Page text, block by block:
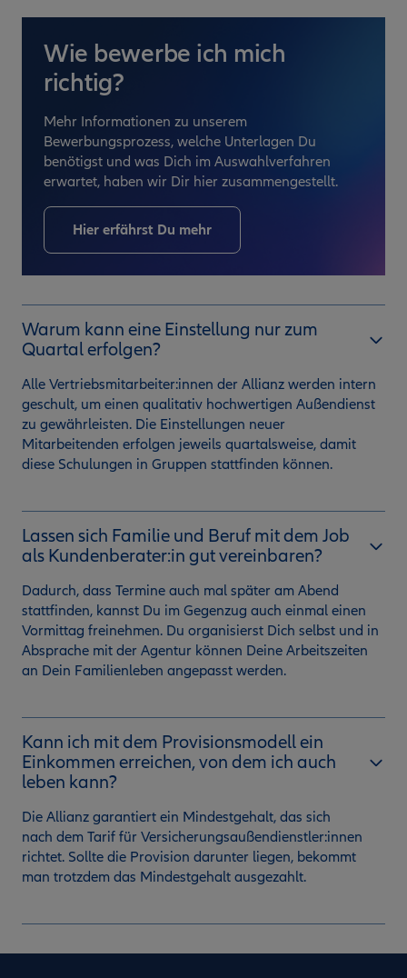
Wie bewerbe ich mich
richtig?
Mehr Informationen zu unserem
Bewerbungsprozess, welche Unterlagen Du
benötigst und was Dich im Auswahlverfahren
erwartet, haben wir Dir hier zusammengestellt.
Hier erfährst Du mehr
Warum kann eine Einstellung nur zum
Quartal erfolgen?
Alle Vertriebsmitarbeiter:innen der Allianz werden intern
geschult, um einen qualitativ hochwertigen Außendienst
zu gewährleisten. Die Einstellungen neuer
Mitarbeitenden erfolgen jeweils quartalsweise, damit
diese Schulungen in Gruppen stattfinden können.
Lassen sich Familie und Beruf mit dem Job
als Kundenberater:in gut vereinbaren?
Dadurch, dass Termine auch mal später am Abend
stattfinden, kannst Du im Gegenzug auch einmal einen
Vormittag freinehmen. Du organisierst Dich selbst und in
Absprache mit der Agentur können Deine Arbeitszeiten
an Dein Familienleben angepasst werden.
Kann ich mit dem Provisionsmodell ein
Einkommen erreichen, von dem ich auch
leben kann?
Die Allianz garantiert ein Mindestgehalt, das sich
nach dem Tarif für Versicherungsaußendienstler:innen
richtet. Sollte die Provision darunter liegen, bekommt
man trotzdem das Mindestgehalt ausgezahlt.